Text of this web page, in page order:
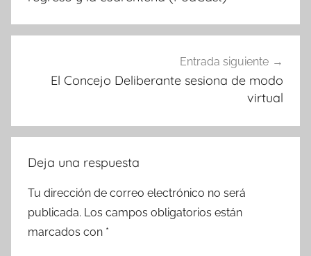
Entrada siguiente
El Concejo Deliberante sesiona de modo
virtual
Deja una respuesta
Tu dirección de correo electrónico no será
publicada. Los campos obligatorios están
marcados con *